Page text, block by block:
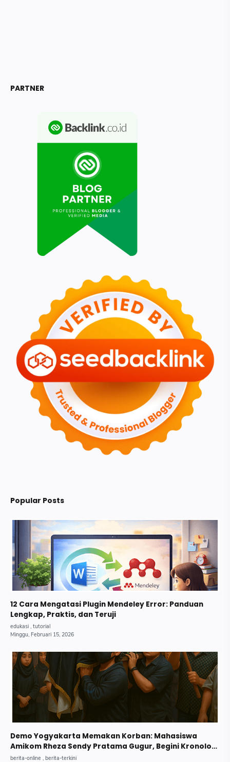
PARTNER
Popular Posts
12 Cara Mengatasi Plugin Mendeley Error: Panduan
Lengkap, Praktis, dan Teruji
Demo Yogyakarta Memakan Korban: Mahasiswa
Amikom Rheza Sendy Pratama Gugur, Begini Kronologi
Lengkapnya.